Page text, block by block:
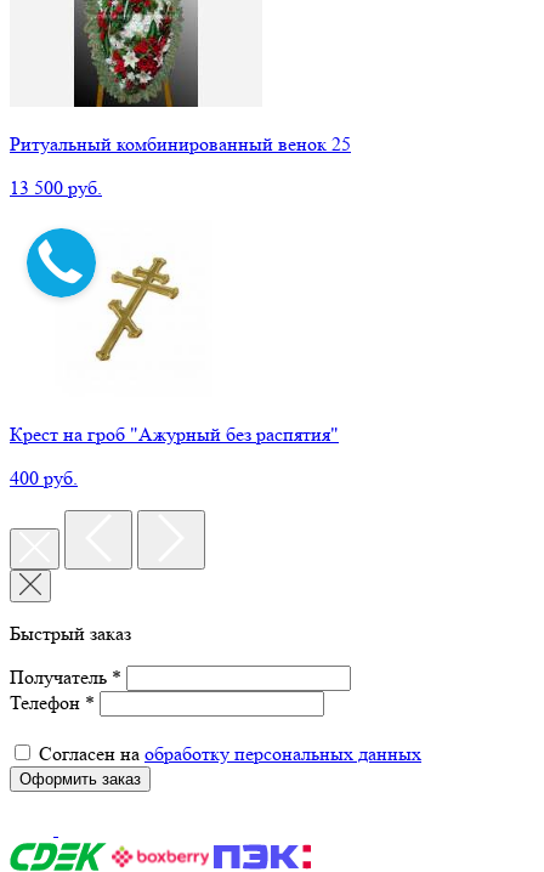
Ритуальный комбинированный венок 25
13 500 руб.
Крест на гроб "Ажурный без распятия"
400 руб.
Быстрый заказ
Получатель *
Телефон *
Согласен на обработку персональных данных
Оформить заказ